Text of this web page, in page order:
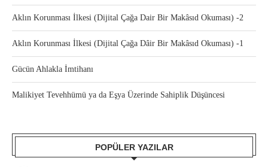
Aklın Korunması İlkesi (Dijital Çağa Dair Bir Makâsıd Okuması) -2
Aklın Korunması İlkesi (Dijital Çağa Dâir Bir Makâsıd Okuması) -1
Gücün Ahlakla İmtihanı
Malikiyet Tevehhümü ya da Eşya Üzerinde Sahiplik Düşüncesi
POPÜLER YAZILAR